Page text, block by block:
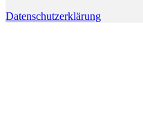
Datenschutzerklärung